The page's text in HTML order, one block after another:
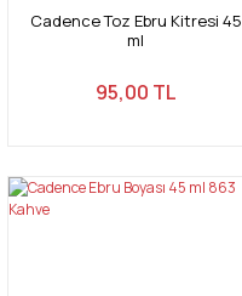
Cadence Toz Ebru Kitresi 45
ml
95,00 TL